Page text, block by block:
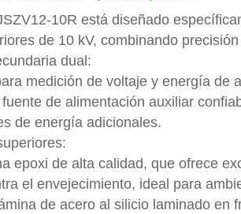
10R está diseñado
de 10 kV, combinando
dual:
medición de voltaje y energía de
de alimentación auxiliar
de energía adicionales.
epoxi de alta calidad, que ofrece
el envejecimiento, ideal para
de acero al silicio laminado